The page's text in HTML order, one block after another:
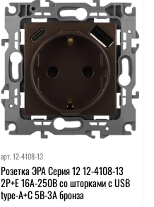
арт. 12-4108-13
Розетка ЭРА Серия 12 12-4108-13
2P+E 16A-250В со шторками с USB
type-A+C 5В-3А бронза